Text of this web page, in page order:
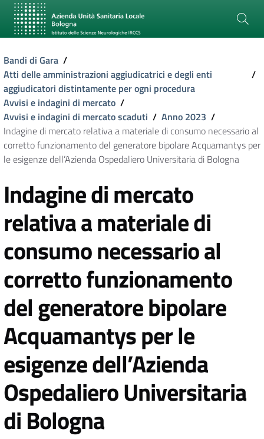
Bandi di Gara /
Atti delle amministrazioni aggiudicatrici e degli enti
aggiudicatori distintamente per ogni procedura
/
Avvisi e indagini di mercato /
Avvisi e indagini di mercato scaduti / Anno 2023 /
Indagine di mercato relativa a materiale di consumo necessario al
corretto funzionamento del generatore bipolare Acquamantys per
le esigenze dell’Azienda Ospedaliero Universitaria di Bologna
Indagine di mercato
relativa a materiale di
consumo necessario al
corretto funzionamento
del generatore bipolare
Acquamantys per le
esigenze dell’Azienda
Ospedaliero Universitaria
di Bologna